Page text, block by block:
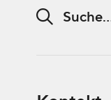
Suchwort